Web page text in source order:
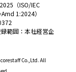
（ISO/IEC
1:2024）
範囲：本社経営企
Co.,Ltd. All